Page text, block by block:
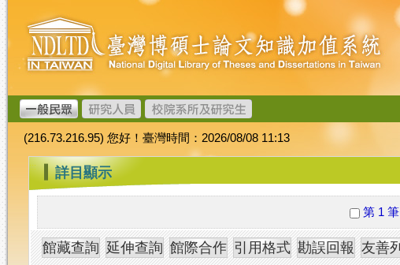
跳
到
主
要
內
容
臺
灣
博
碩
士
論
文
加
值
系
統
(216.73.216.95) 您好！臺灣時間：2026/08/08 11:13
::: 詳目顯示
第 1